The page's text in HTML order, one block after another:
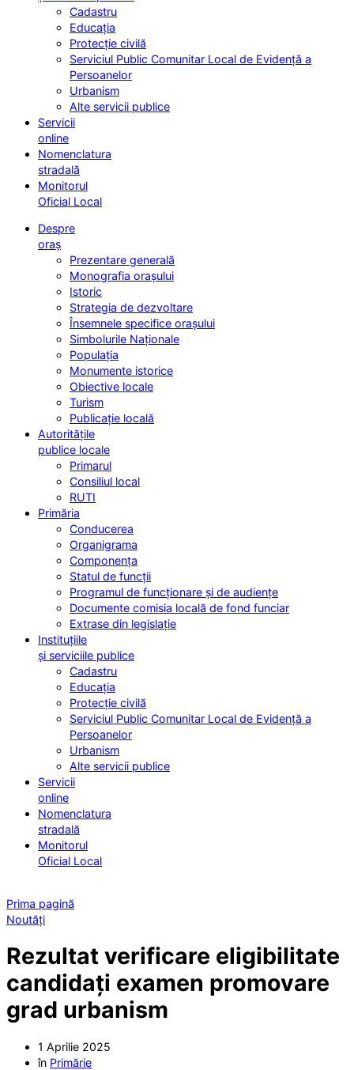
Cadastru
Educația
Protecție civilă
Serviciul Public Comunitar Local de Evidență a
Persoanelor
Urbanism
Alte servicii publice
Servicii
online
Nomenclatura
stradală
Monitorul
Oficial Local
Despre
oraș
Prezentare generală
Monografia orașului
Istoric
Strategia de dezvoltare
Însemnele specifice orașului
Simbolurile Naționale
Populația
Monumente istorice
Obiective locale
Turism
Publicație locală
Autoritățile
publice locale
Primarul
Consiliul local
RUTI
Primăria
Conducerea
Organigrama
Componența
Statul de funcții
Programul de funcționare și de audiențe
Documente comisia locală de fond funciar
Extrase din legislație
Instituțiile
și serviciile publice
Cadastru
Educația
Protecție civilă
Serviciul Public Comunitar Local de Evidență a
Persoanelor
Urbanism
Alte servicii publice
Servicii
online
Nomenclatura
stradală
Monitorul
Oficial Local
Prima pagină
Noutăți
Rezultat verificare eligibilitate
candidați examen promovare
grad urbanism
1 Aprilie 2025
în Primărie